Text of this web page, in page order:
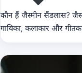
कौन हैं जैस्मीन सैंडलास?
गायिका, कलाकार और